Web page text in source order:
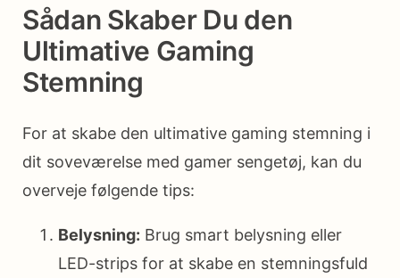
Sådan Skaber Du den
Ultimative Gaming
Stemning
For at skabe den ultimative gaming stemning i
dit soveværelse med gamer sengetøj, kan du
overveje følgende tips:
Belysning: Brug smart belysning eller
LED-strips for at skabe en stemningsfuld